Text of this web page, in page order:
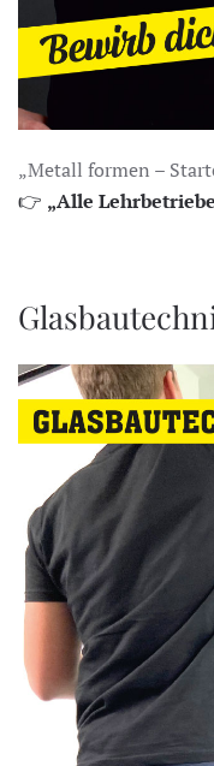
„Metall formen –
👉 „Alle